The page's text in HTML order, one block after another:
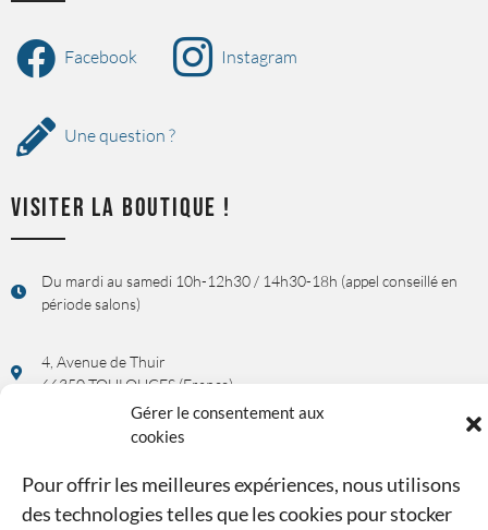
Gérer le consentement aux
cookies
Pour offrir les meilleures expériences, nous utilisons
des technologies telles que les cookies pour stocker
Facebook Instagram
Une question ?
VISITER LA BOUTIQUE !
Du mardi au samedi 10h-12h30 / 14h30-18h (appel conseillé en
période salons)
4, Avenue de Thuir
66350 TOULOUGES (France)
Rendez-vous possible sur demande !
UNE QUESTION, UN RENSEIGNEMENT ?